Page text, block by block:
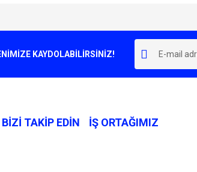
KAYDOLABİLİRSİNİZ!
BİZİ TAKİP EDİN İŞ ORTAĞIMIZ